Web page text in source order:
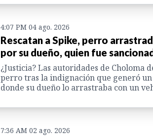
4:07 PM 04 ago. 2026
Rescatan a Spike, perro
por su dueño, quien fue
¿Justicia? Las autoridades de Choloma
perro tras la indignación que generó
donde su dueño lo arrastraba con un
7:36 AM 02 ago. 2026